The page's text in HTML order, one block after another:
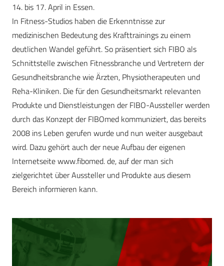
14. bis 17. April in Essen.
In Fitness-Studios haben die Erkenntnisse zur
medizinischen Bedeutung des Krafttrainings zu einem
deutlichen Wandel geführt. So präsentiert sich FIBO als
Schnittstelle zwischen Fitnessbranche und Vertretern der
Gesundheitsbranche wie Ärzten, Physiotherapeuten und
Reha-Kliniken. Die für den Gesundheitsmarkt relevanten
Produkte und Dienstleistungen der FIBO-Aussteller werden
durch das Konzept der FIBOmed kommuniziert, das bereits
2008 ins Leben gerufen wurde und nun weiter ausgebaut
wird. Dazu gehört auch der neue Aufbau der eigenen
Internetseite www.fibomed. de, auf der man sich
zielgerichtet über Aussteller und Produkte aus diesem
Bereich informieren kann.